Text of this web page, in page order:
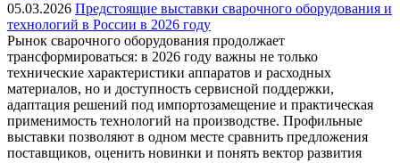
05.03.2026 Предстоящие выставки сварочного оборудования и
технологий в России в 2026 году
Рынок сварочного оборудования продолжает
трансформироваться: в 2026 году важны не только
технические характеристики аппаратов и расходных
материалов, но и доступность сервисной поддержки,
адаптация решений под импортозамещение и практическая
применимость технологий на производстве. Профильные
выставки позволяют в одном месте сравнить предложения
поставщиков, оценить новинки и понять вектор развития